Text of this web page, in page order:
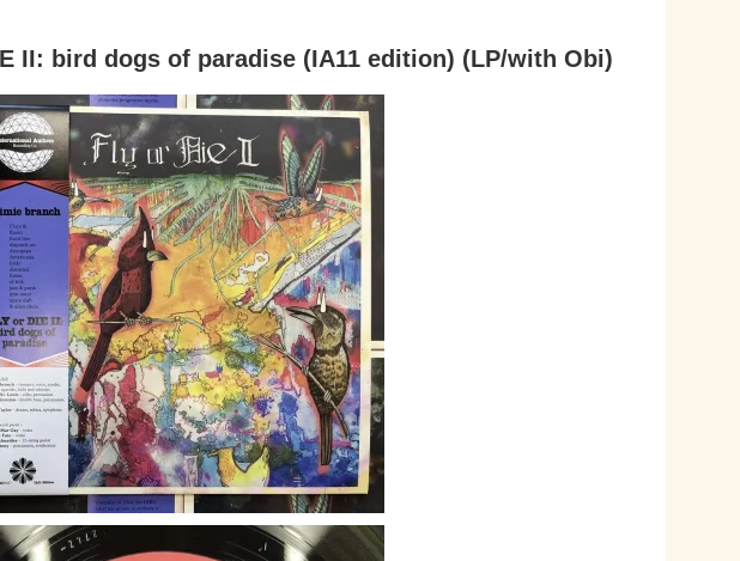
II: bird dogs of paradise (IA11 edition) (LP/with Obi)